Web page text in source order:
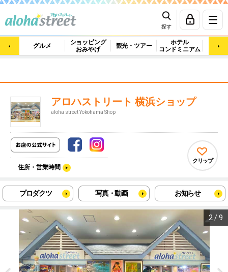
探す
グルメ
ショッピング
おみやげ
観光・ツアー
ホテル
コンドミニアム
マッ
アロハストリート 横浜ショップ
aloha street Yokohama Shop
住所・営業時間
クリップ
プロダクツ 写真・動画 お知らせ
2 /9